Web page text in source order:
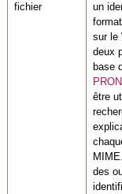
fichier
un
sur le
deux
base
être
des